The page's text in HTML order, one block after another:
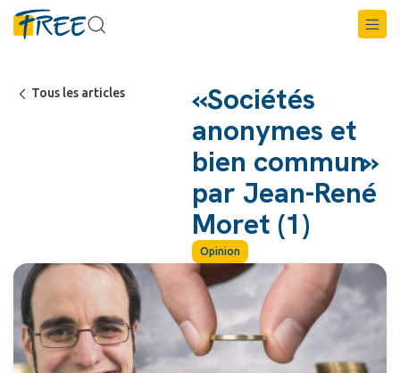
Tous les articles
«Sociétés
anonymes et
bien commun»
par Jean-René
Moret (1)
Opinion